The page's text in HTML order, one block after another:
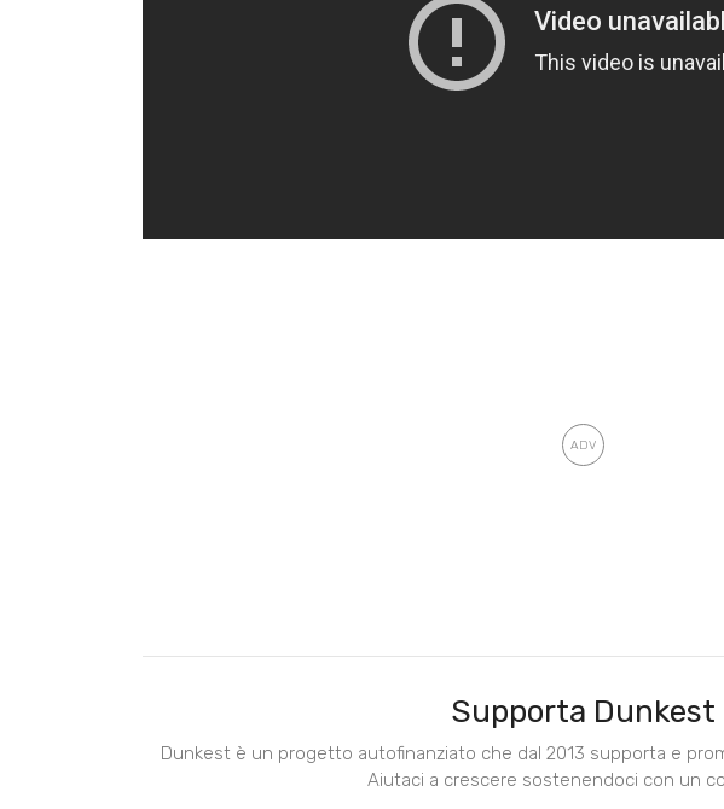
Supporta Dunkest
Dunkest è un progetto autofinanziato che dal 2013 supporta e
Aiutaci a crescere sostenendoci con un